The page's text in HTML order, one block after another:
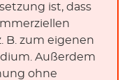
ist, dass
B. zum eigenen
Außerdem
ohne